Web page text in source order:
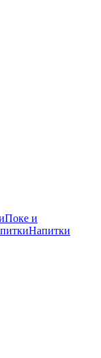
Поке и
Напитки